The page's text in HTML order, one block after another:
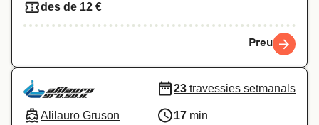
des de 12 €
Preu
Alilauro Gruson
23 travessies setmanals
17 min